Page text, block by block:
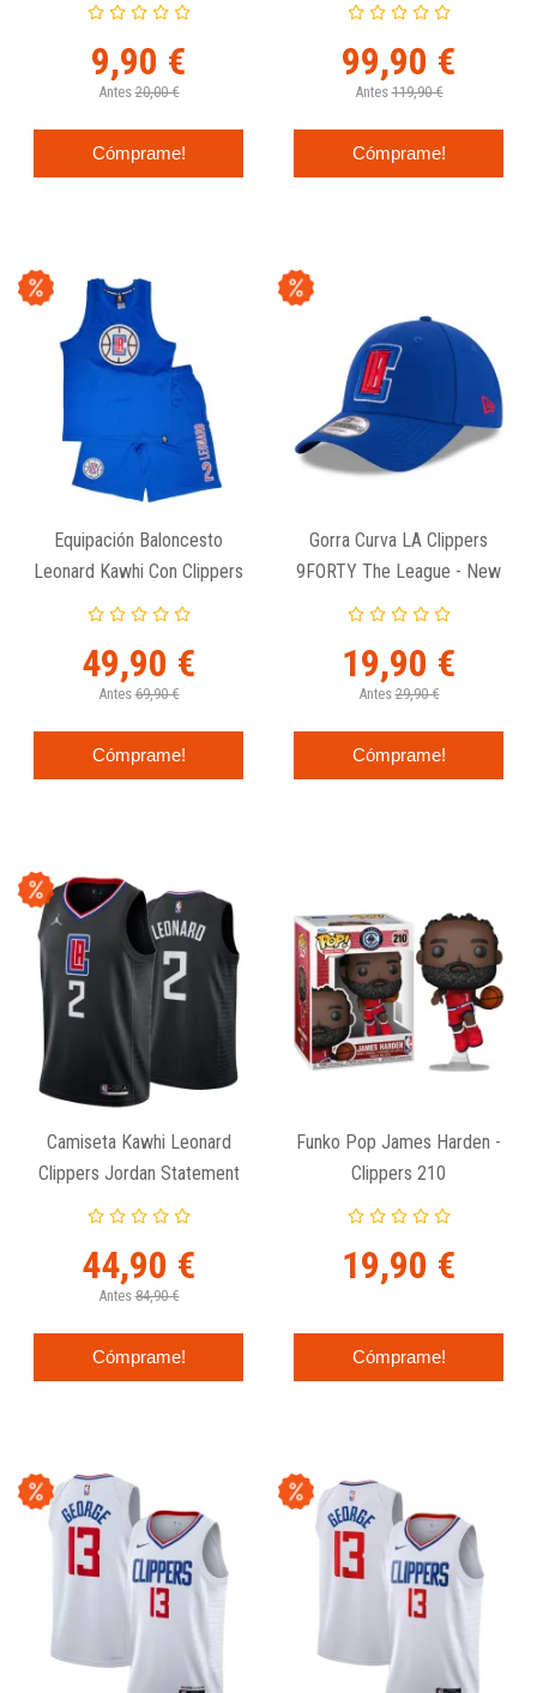
9,90 €
Antes 20,00 €
Cómprame!
99,90 €
Antes 119,90 €
Cómprame!
Equipación Baloncesto
Leonard Kawhi Con Clippers
"NBA Jump Ball"
49,90 €
Antes 69,90 €
Cómprame!
Gorra Curva LA Clippers
9FORTY The League - New
Era
19,90 €
Antes 29,90 €
Cómprame!
Camiseta Kawhi Leonard
Clippers Jordan Statement
Edition Junior
44,90 €
Antes 84,90 €
Cómprame!
Funko Pop James Harden -
Clippers 210
19,90 €
Cómprame!